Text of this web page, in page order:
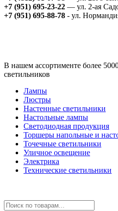
+7 (951) 695-23-22 — ул. 2-ая
+7 (951) 695-88-78 - ул.
В нашем ассортименте более
светильников
Лампы
Люстры
Настенные светильники
Настольные лампы
Светодиодная продукция
Торшеры напольные и
Точечные светильники
Уличное освещение
Электрика
Технические светильники